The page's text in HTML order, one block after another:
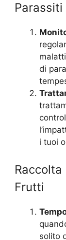
Parassiti
di
i tuoi
Frutti
solito